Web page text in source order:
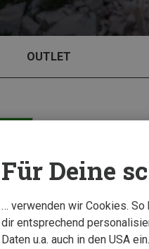
OUTLET
Für Deine
… verwenden wir Cookies.
dir entsprechend
Daten u.a. auch in den USA